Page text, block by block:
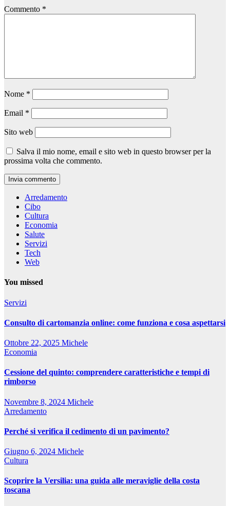
Commento *
Nome *
Email *
Sito web
Salva il mio nome, email e sito web in questo browser per la
prossima volta che commento.
Arredamento
Cibo
Cultura
Economia
Salute
Servizi
Tech
Web
You missed
Servizi
Consulto di cartomanzia online: come funziona e cosa aspettarsi
Ottobre 22, 2025 Michele
Economia
Cessione del quinto: comprendere caratteristiche e tempi di
rimborso
Novembre 8, 2024 Michele
Arredamento
Perché si verifica il cedimento di un pavimento?
Giugno 6, 2024 Michele
Cultura
Scoprire la Versilia: una guida alle meraviglie della costa
toscana